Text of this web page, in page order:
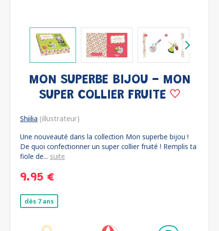
MON SUPERBE BIJOU - MON
SUPER COLLIER FRUITE
Shiilia (illustrateur)
Une nouveauté dans la collection Mon superbe bijou !
De quoi confectionner un super collier fruité ! Remplis ta
fiole de... suite
9.95 €
dès 7 ans